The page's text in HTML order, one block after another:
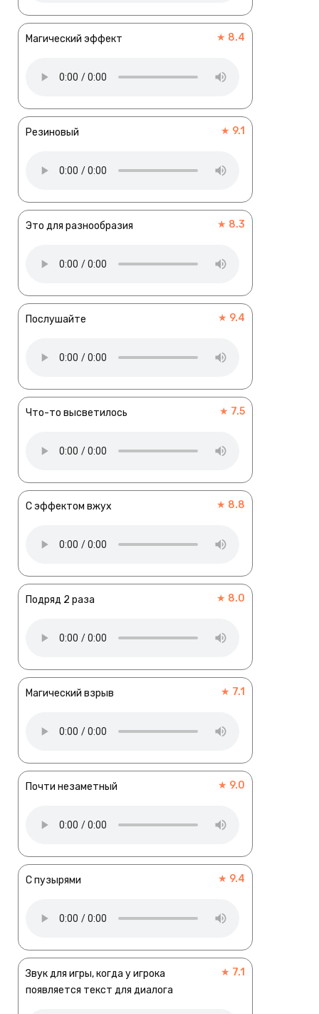
Магический эффект ★ 8.4
Резиновый ★ 9.1
Это для разнообразия ★ 8.3
Послушайте ★ 9.4
Что-то высветилось ★ 7.5
С эффектом вжух ★ 8.8
Подряд 2 раза ★ 8.0
Магический взрыв ★ 7.1
Почти незаметный ★ 9.0
С пузырями ★ 9.4
Звук для игры, когда у игрока
появляется текст для диалога
★ 7.1